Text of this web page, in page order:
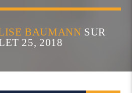
BAUMANN SUR
25, 2018